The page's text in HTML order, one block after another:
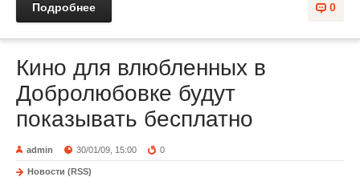
0
Подробнее
Кино для влюбленных в
Добролюбовке будут
показывать бесплатно
admin 30/01/09, 15:00 0
Новости (RSS)